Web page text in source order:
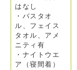
はなし
・バスタオ
ル、フェイス
タオル、アメ
ニティ有
・ナイトウエ
ア（寝間着）